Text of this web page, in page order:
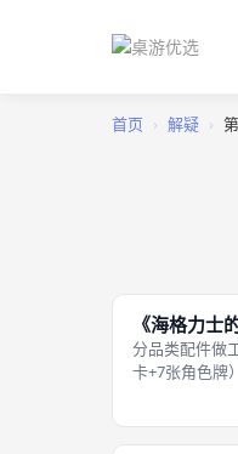
首页 › 解疑 ›
《海格力士
分品类配件做
卡+7张角色牌
分清晰，蓝、